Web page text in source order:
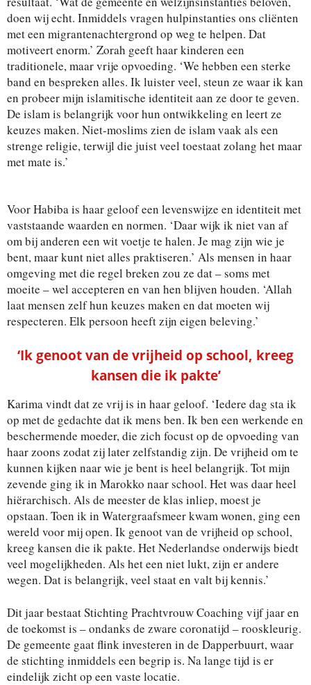
doen wij echt. Inmiddels vragen hulpinstanties ons cliënten
met een migrantenachtergrond op weg te helpen. Dat
motiveert enorm.’ Zorah geeft haar kinderen een
traditionele, maar vrije opvoeding. ‘We hebben een sterke
band en bespreken alles. Ik luister veel, steun ze waar ik kan
en probeer mijn islamitische identiteit aan ze door te geven.
De islam is belangrijk voor hun ontwikkeling en leert ze
keuzes maken. Niet-moslims zien de islam vaak als een
strenge religie, terwijl die juist veel toestaat zolang het maar
met mate is.’
Voor Habiba is haar geloof een levenswijze en identiteit met
vaststaande waarden en normen. ‘Daar wijk ik niet van af
om bij anderen een wit voetje te halen. Je mag zijn wie je
bent, maar kunt niet alles praktiseren.’ Als mensen in haar
omgeving met die regel breken zou ze dat – soms met
moeite – wel accepteren en van hen blijven houden. ‘Allah
laat mensen zelf hun keuzes maken en dat moeten wij
respecteren. Elk persoon heeft zijn eigen beleving.’
‘Ik genoot van de vrijheid op school, kreeg
kansen die ik pakte’
Karima vindt dat ze vrij is in haar geloof. ‘Iedere dag sta ik
op met de gedachte dat ik mens ben. Ik ben een werkende en
beschermende moeder, die zich focust op de opvoeding van
haar zoons zodat zij later zelfstandig zijn. De vrijheid om te
kunnen kijken naar wie je bent is heel belangrijk. Tot mijn
zevende ging ik in Marokko naar school. Het was daar heel
hiërarchisch. Als de meester de klas inliep, moest je
opstaan. Toen ik in Watergraafsmeer kwam wonen, ging een
wereld voor mij open. Ik genoot van de vrijheid op school,
kreeg kansen die ik pakte. Het Nederlandse onderwijs biedt
veel mogelijkheden. Als het een niet lukt, zijn er andere
wegen. Dat is belangrijk, veel staat en valt bij kennis.’
Dit jaar bestaat Stichting Prachtvrouw Coaching vijf jaar en
de toekomst is – ondanks de zware coronatijd – rooskleurig.
De gemeente gaat flink investeren in de Dapperbuurt, waar
de stichting inmiddels een begrip is. Na lange tijd is er
eindelijk zicht op een vaste locatie.